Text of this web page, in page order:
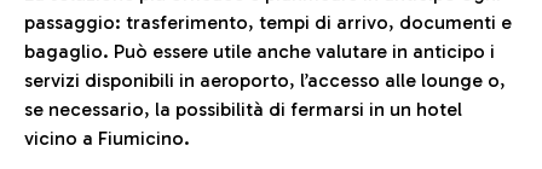
passaggio: trasferimento, tempi di arrivo, documenti e
bagaglio. Può essere utile anche valutare in anticipo i
servizi disponibili in aeroporto, l’accesso alle lounge o,
se necessario, la possibilità di fermarsi in un hotel
vicino a Fiumicino.